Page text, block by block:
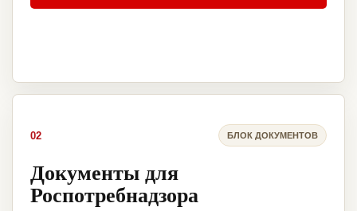
02 БЛОК ДОКУМЕНТОВ
Документы для
Роспотребнадзора